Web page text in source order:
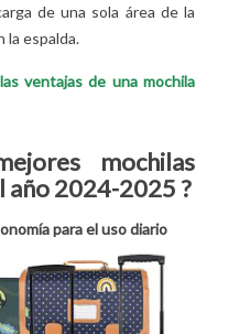
de una sola área de la
la espalda.
ventajas de una mochila
mochilas
año 2024-2025 ?
para el uso diario